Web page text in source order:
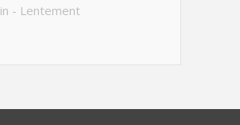
- Lentement
complète